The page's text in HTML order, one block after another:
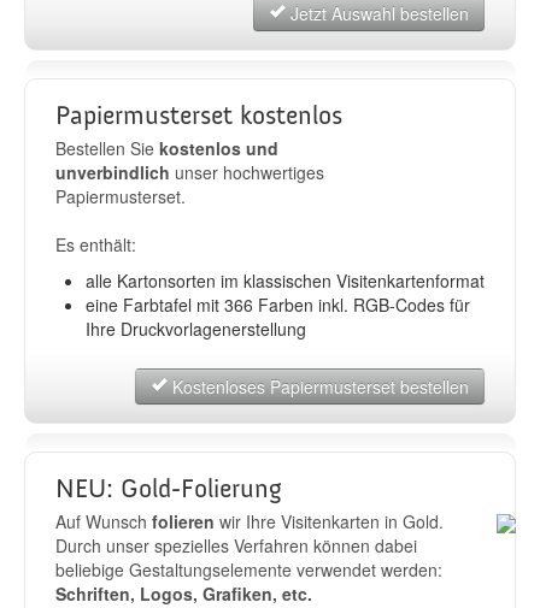
Jetzt Auswahl bestellen
Papiermusterset kostenlos
Bestellen Sie kostenlos und
unverbindlich unser hochwertiges
Papiermusterset.
Es enthält:
alle Kartonsorten im klassischen Visitenkartenformat
eine Farbtafel mit 366 Farben inkl. RGB-Codes für
Ihre Druckvorlagenerstellung
Kostenloses Papiermusterset bestellen
NEU: Gold-Folierung
Auf Wunsch folieren wir Ihre Visitenkarten in Gold.
Durch unser spezielles Verfahren können dabei
beliebige Gestaltungselemente verwendet werden:
Schriften, Logos, Grafiken, etc.